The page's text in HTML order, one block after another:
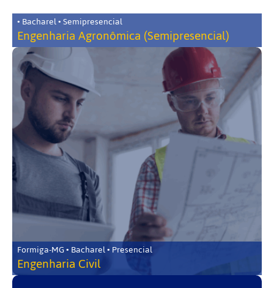
• Bacharel • Semipresencial
Engenharia Agronômica (Semipresencial)
Formiga-MG • Bacharel • Presencial
Engenharia Civil